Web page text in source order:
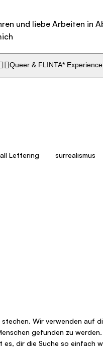
und liebe Arbeiten in
Queer & FLINTA* Experience
Lettering surrealismus
Wir verwenden auf
gefunden zu
dir die Suche so einfach